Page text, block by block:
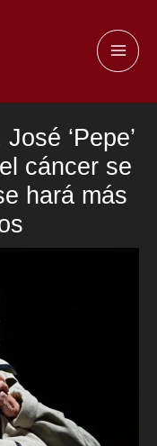
‘Pepe’
cáncer se
hará más